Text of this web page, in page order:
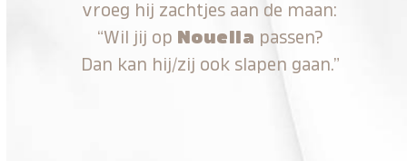
vroeg hij zachtjes aan de maan:
“Wil jij op Nouella passen?
Dan kan hij/zij ook slapen gaan.”